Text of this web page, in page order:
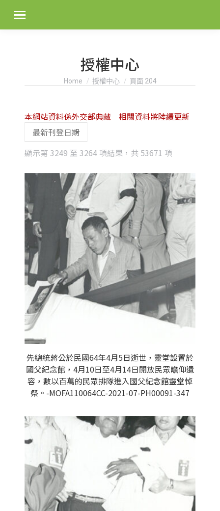
授權中心
You are here:
Home 授權中心 頁面 204
顯示第 3249 至 3264 項結果，共 53671 項
latest
本網站資料係外交部典藏 相關資料將陸續更新
先總統蔣公於民國64年4月5日逝世，靈堂設置於
國父紀念館，4月10日至4月14日開放民眾瞻仰遺
容，數以百萬的民眾排隊進入國父紀念館靈堂悼
祭。-MOFA110064CC-2021-07-PH00091-347